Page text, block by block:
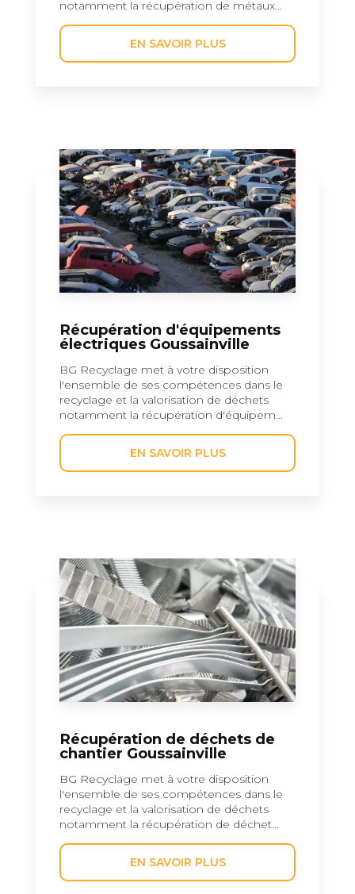
notamment la récupération de métaux...
EN SAVOIR PLUS
Récupération d'équipements
électriques Goussainville
BG Recyclage met à votre disposition
l'ensemble de ses compétences dans le
recyclage et la valorisation de déchets
notamment la récupération d'équipem...
EN SAVOIR PLUS
Récupération de déchets de
chantier Goussainville
BG Recyclage met à votre disposition
l'ensemble de ses compétences dans le
recyclage et la valorisation de déchets
notamment la récupération de déchet...
EN SAVOIR PLUS